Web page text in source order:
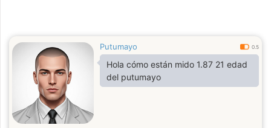
Putumayo 0.5
Hola cómo están mido 1.87 21 edad
del putumayo